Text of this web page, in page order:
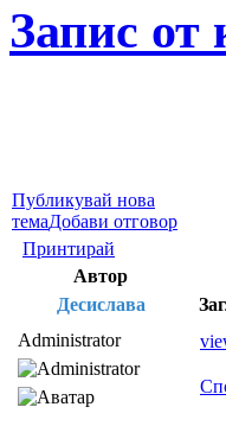
Запис от
Публикувай нова
темаДобави отговор
Принтирай
Автор
Десислава
Administrator